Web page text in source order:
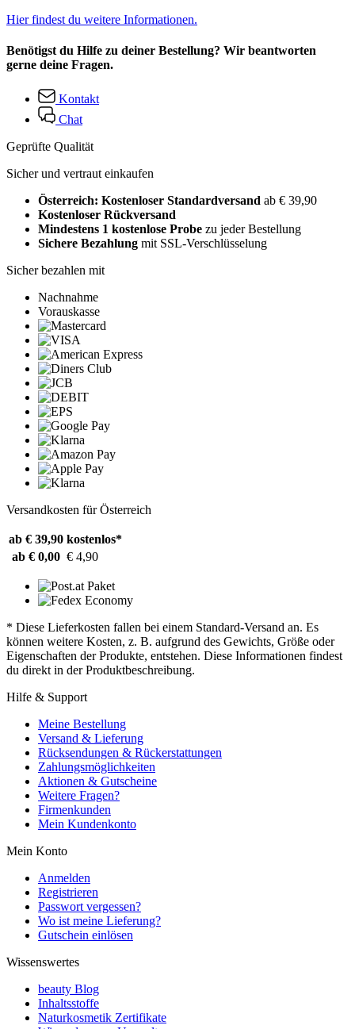
Hier findest du weitere Informationen.
Benötigst du Hilfe zu deiner Bestellung? Wir beantworten
gerne deine Fragen.
Kontakt
Chat
Geprüfte Qualität
Sicher und vertraut einkaufen
Österreich: Kostenloser Standardversand ab € 39,90
Kostenloser Rückversand
Mindestens 1 kostenlose Probe zu jeder Bestellung
Sichere Bezahlung mit SSL-Verschlüsselung
Sicher bezahlen mit
Nachnahme
Vorauskasse
Versandkosten für Österreich
ab € 39,90 kostenlos*
ab € 0,00 € 4,90
* Diese Lieferkosten fallen bei einem Standard-Versand an. Es
können weitere Kosten, z. B. aufgrund des Gewichts, Größe oder
Eigenschaften der Produkte, entstehen. Diese Informationen findest
du direkt in der Produktbeschreibung.
Hilfe & Support
Meine Bestellung
Versand & Lieferung
Rücksendungen & Rückerstattungen
Zahlungsmöglichkeiten
Aktionen & Gutscheine
Weitere Fragen?
Firmenkunden
Mein Kundenkonto
Mein Konto
Anmelden
Registrieren
Passwort vergessen?
Wo ist meine Lieferung?
Gutschein einlösen
Wissenswertes
beauty Blog
Inhaltsstoffe
Naturkosmetik Zertifikate